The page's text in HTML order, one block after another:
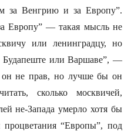
за Венгрию и за Европу”.
Европу” — такая мысль не
или ленинградцу, но
Будапеште или Варшаве”, —
не прав, но лучше бы он
сколько москвичей,
не-Запада умерло хотя бы
“Европы”, под